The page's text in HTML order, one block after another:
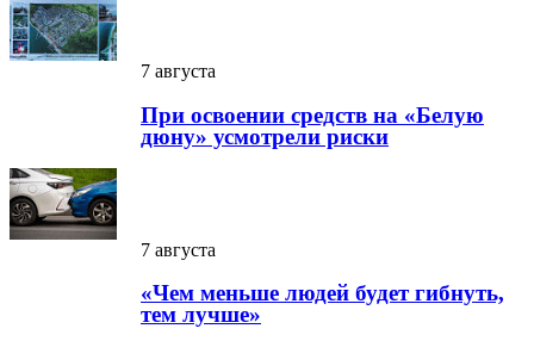
7 августа
При освоении средств на «Белую
дюну» усмотрели риски
7 августа
«Чем меньше людей будет гибнуть,
тем лучше»